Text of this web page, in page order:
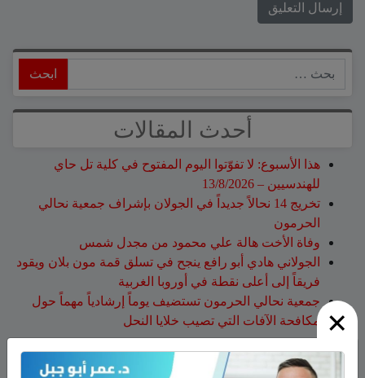
×
أحدث المقالات
هذا الأسبوع: لا تفوّتوا اليوم المفتوح في كلية تل حاي
للهندسيين – 13/8/2026
تخريج 14 نحالاً جديداً في الجولان بإشراف جمعية نحالي
الحرمون
وفاة الأخت هالة علي محمود من مجدل شمس
الجولاني هادي أبو رافع ينجح في تسلق قمة مون بلان ويقود
فريقاً إلى أعلى نقطة في أوروبا الغربية
جمعية نحالي الحرمون تستضيف يوماً إرشادياً مهماً حول
مكافحة الآفات التي تصيب خلايا النحل
أحدث التعليقات